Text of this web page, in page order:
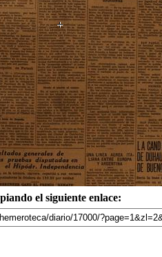
el siguiente enlace: